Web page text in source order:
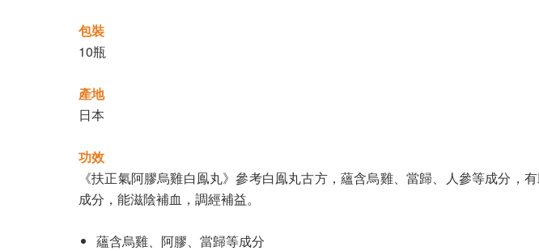
包裝
10瓶
產地
日本
功效
《扶正氣阿膠烏雞白鳯丸》參考白鳯丸古方，蘊含烏雞、當歸、人參等成分
成分，能滋陰補血，調經補益。
蘊含烏雞、阿膠、當歸等成分